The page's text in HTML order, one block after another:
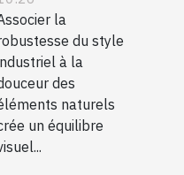
décor
?
la
du style
à la
des
naturels
un équilibre